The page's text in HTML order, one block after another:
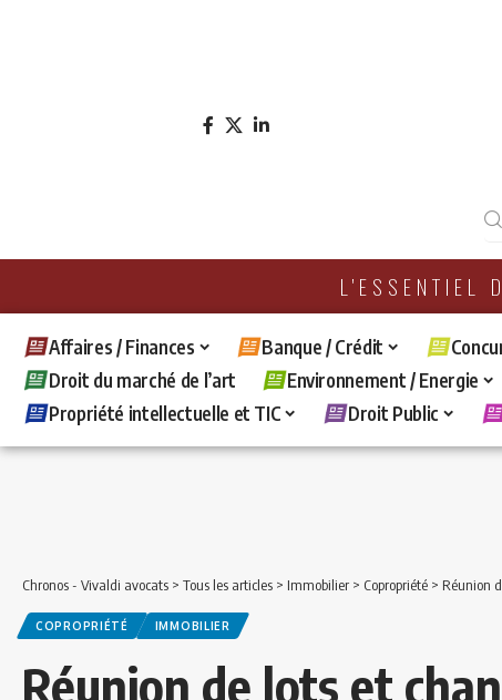
L'ESSENTIEL
Affaires / Finances Banque / Crédit
Droit du marché de l’art
Environnement / Energie
Propriété intellectuelle et TIC
Droit Public
Chronos - Vivaldi avocats > Tous les articles > Immobilier > Copropriété > Réunion
COPROPRIÉTÉ IMMOBILIER
Réunion de lots et